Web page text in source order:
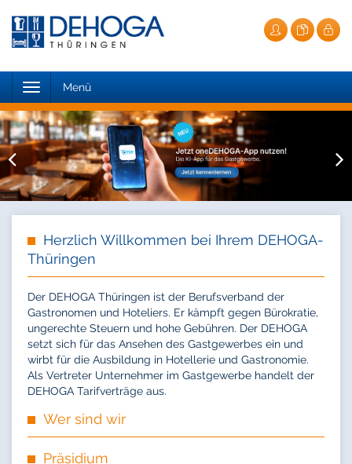
Toggle
navigation
Menü
Herzlich Willkommen bei Ihrem DEHOGA-
Thüringen
Der DEHOGA Thüringen ist der Berufsverband der
Gastronomen und Hoteliers. Er kämpft gegen Bürokratie,
ungerechte Steuern und hohe Gebühren. Der DEHOGA
setzt sich für das Ansehen des Gastgewerbes ein und
wirbt für die Ausbildung in Hotellerie und Gastronomie.
Als Vertreter Unternehmer im Gastgewerbe handelt der
DEHOGA Tarifverträge aus.
Wer sind wir
Präsidium